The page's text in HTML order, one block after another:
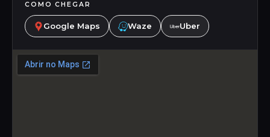
COMO CHEGAR
Google Maps Waze Uber